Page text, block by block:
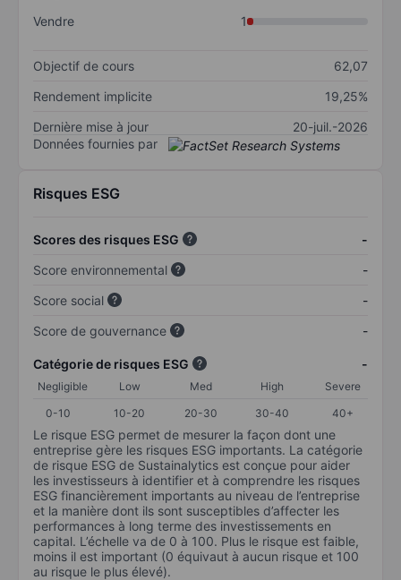
Vendre
1
Objectif de cours
62,07
Rendement implicite
19,25%
Dernière mise à jour
20-juil.-2026
Données fournies par
Risques ESG
Scores des risques ESG
-
Score environnemental
-
Score social
-
Score de gouvernance
-
Catégorie de risques ESG -
Negligible Low Med High
Severe
0-10
10-20 20-30 30-40 40+
Le risque ESG permet de mesurer la façon dont une
entreprise gère les risques ESG importants. La catégorie
de risque ESG de Sustainalytics est conçue pour aider
les investisseurs à identifier et à comprendre les risques
ESG financièrement importants au niveau de l’entreprise
et la manière dont ils sont susceptibles d’affecter les
performances à long terme des investissements en
capital. L’échelle va de 0 à 100. Plus le risque est faible,
moins il est important (0 équivaut à aucun risque et 100
au risque le plus élevé).